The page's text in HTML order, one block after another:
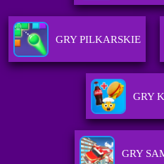
GRY PILKARSKIE
GRY
GRY